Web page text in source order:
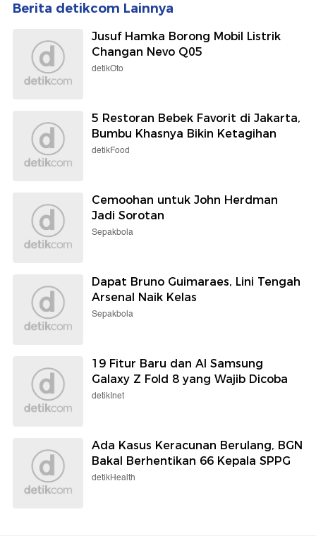
Berita detikcom Lainnya
Jusuf Hamka Borong Mobil Listrik
Changan Nevo Q05
detikOto
5 Restoran Bebek Favorit di Jakarta,
Bumbu Khasnya Bikin Ketagihan
detikFood
Cemoohan untuk John Herdman
Jadi Sorotan
Sepakbola
Dapat Bruno Guimaraes, Lini Tengah
Arsenal Naik Kelas
Sepakbola
19 Fitur Baru dan AI Samsung
Galaxy Z Fold 8 yang Wajib Dicoba
detikInet
Ada Kasus Keracunan Berulang, BGN
Bakal Berhentikan 66 Kepala SPPG
detikHealth